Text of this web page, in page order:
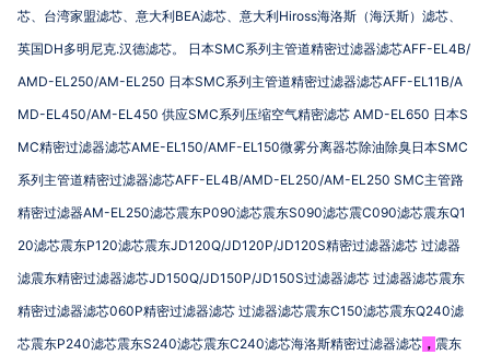
芯、台湾家盟滤芯、意大利 BEA滤芯、意大利 Hiross海洛斯（海沃斯）滤芯、
英国 DH多明尼克.汉德滤芯。 日本SMC系列主管道精密过滤器滤芯AFF-EL4B/
AMD-EL250/AM-EL250 日本SMC系列主管道精密过滤器滤芯AFF-EL11B/A
MD-EL450/AM-EL450 供应SMC系列压缩空气精密滤芯 AMD-EL650 日本S
MC精密过滤器滤芯AME-EL150/AMF-EL150微雾分离器芯除油除臭日本SMC
系列主管道精密过滤器滤芯AFF-EL4B/AMD-EL250/AM-EL250 SMC主管路
精密过滤器AM-EL250滤芯震东P090滤芯震东S090滤芯震C090滤芯震东Q1
20滤芯震东P120滤芯震东JD120Q/JD120P/JD120S精密过滤器滤芯 过滤器
滤震东精密过滤器滤芯JD150Q/JD150P/JD150S过滤器滤芯 过滤器滤芯震东
精密过滤器滤芯060P精密过滤器滤芯 过滤器滤芯震东C150滤芯震东Q240滤
芯震东P240滤芯震东S240滤芯震东C240滤芯海洛斯精密过滤器滤芯 ， 震东